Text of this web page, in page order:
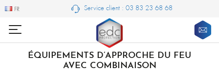
FR
FR Service client : 03 83 23 68 68
ÉQUIPEMENTS D’APPROCHE DU FEU
AVEC COMBINAISON